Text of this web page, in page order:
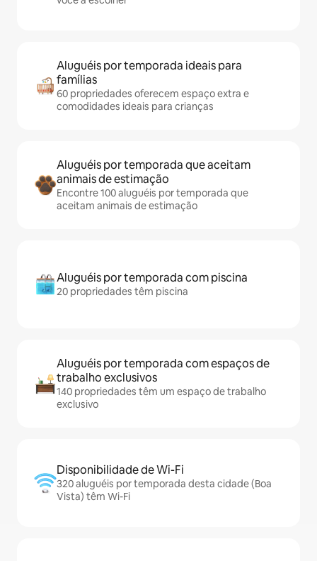
Aluguéis por temporada ideais para
famílias
60 propriedades oferecem espaço extra e
comodidades ideais para crianças
Aluguéis por temporada que aceitam
animais de estimação
Encontre 100 aluguéis por temporada que
aceitam animais de estimação
Aluguéis por temporada com piscina
20 propriedades têm piscina
Aluguéis por temporada com espaços de
trabalho exclusivos
140 propriedades têm um espaço de trabalho
exclusivo
Disponibilidade de Wi-Fi
320 aluguéis por temporada desta cidade (Boa
Vista) têm Wi-Fi